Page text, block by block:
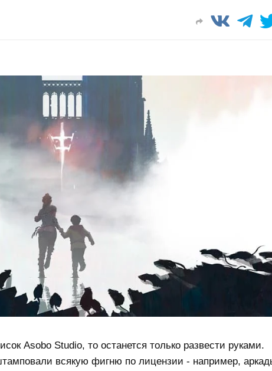
Asobo Studio, то останется только развести руками.
всякую фигню по лицензии - например,